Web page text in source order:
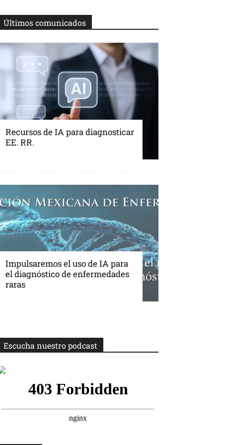
Últimos comunicados
Recursos de IA para diagnosticar
EE. RR.
Impulsaremos el uso de IA para
el diagnóstico de enfermedades
raras
Escucha nuestro podcast